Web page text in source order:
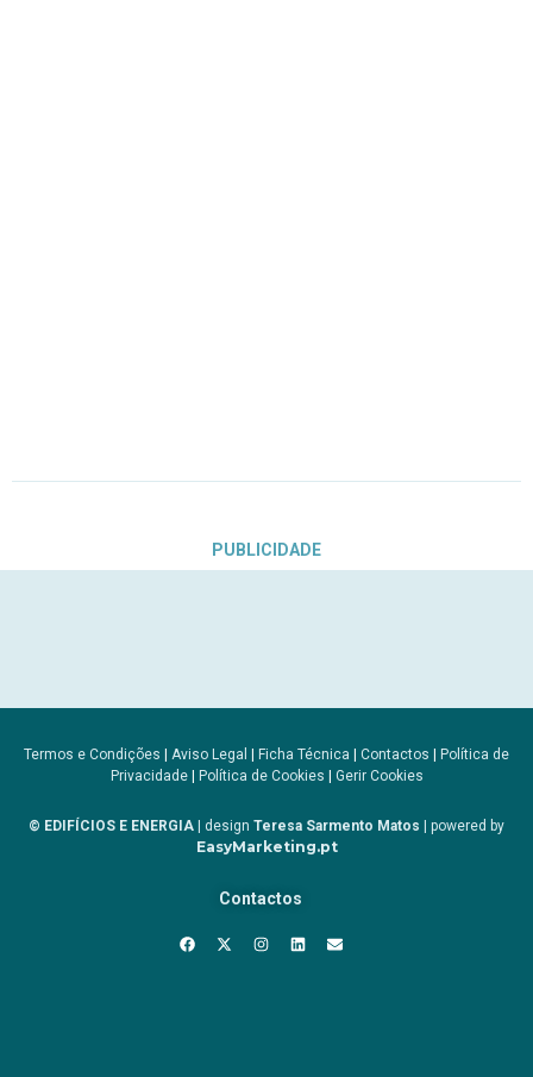
PUBLICIDADE
Termos e Condições | Aviso Legal | Ficha Técnica | Contactos | Política de
Privacidade| Política de Cookies | Gerir Cookies
© EDIFÍCIOS E ENERGIA | design Teresa Sarmento Matos | powered by
EasyMarketing.pt
Contactos